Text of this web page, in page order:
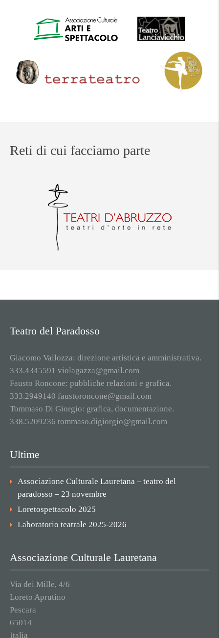
Reti di cui facciamo parte
Teatro del Paradosso
Giacomo Vallozza: direzione artistica e amministrativa.
333.4345591 violagazza@gmail.com
Fausto Roncone: pubbliche relazioni e grafica.
333.2949140 faustoroncone@gmail.com
Tommaso Di Giorgio: grafica, documentazione.
338.5209236 tommaso.digiorgio@gmail.com
Ultime
Associazione Culturale Lauretana – teatro del
paradosso – 23 novembre
Loretospettacolo 2025
Laboratorio teatrale 2025-2026
Associazione Culturale Lauretana
Via dei Mille, 4/6
Loreto Aprutino
Pescara
65014
Italia